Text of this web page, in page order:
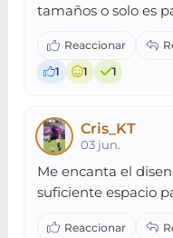
tamaños o solo es
1 1 1
Cris_KT
03 jun.
Me encanta el
suficiente espacio